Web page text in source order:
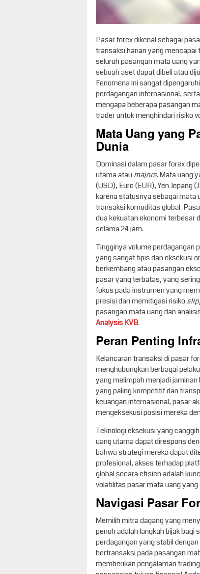
Pasar forex dikenal sebagai
transaksi harian yang mencapai
seluruh pasangan mata uang
sebuah aset dapat dibeli atau
Fenomena ini sangat
perdagangan internasional,
mengapa beberapa pasangan
trader untuk menghindari risiko
Mata Uang yang
Dunia
Dominasi dalam pasar forex
utama ataumajors. Mata uang
(USD), Euro (EUR), Yen Jepang
karena statusnya sebagai mata
transaksi komoditas global.
dua kekuatan ekonomi terbesar
selama 24 jam.
Tingginya volume perdagangan
yang sangat tipis dan eksekusi
berkembang atau pasangan
pasar yang terbatas, yang
fokus pada instrumen yang
presisi dan memitigasi risiko
pasangan mata uang dan
Analysis KVB.
Peran Penting
Kelancaran transaksi di pasar
menghubungkan berbagai
yang melimpah menjadi
yang paling kompetitif dan
keuangan internasional, pasar
mengeksekusi posisi mereka
Teknologi eksekusi yang
uang utama dapat direspons
bahwa strategi mereka dapat
profesional, akses terhadap
global secara efisien adalah
volatilitas pasar mata uang yang
Navigasi Pasar
Memilih mitra dagang yang
penuh adalah langkah bijak bagi
perdagangan yang stabil
bertransaksi pada pasangan
memberikan pengalaman